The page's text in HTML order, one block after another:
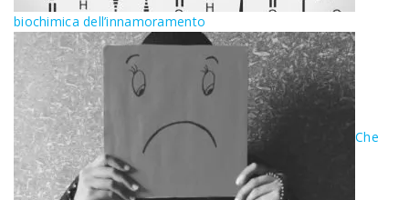
biochimica dell’innamoramento
Che